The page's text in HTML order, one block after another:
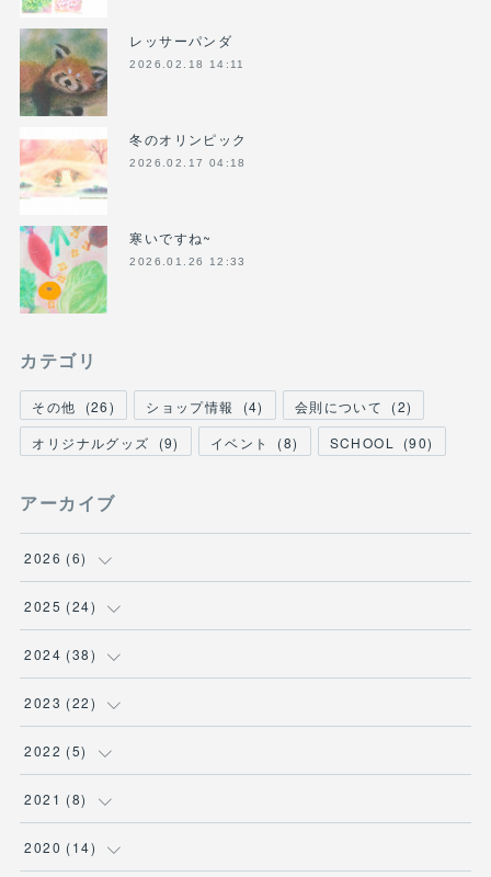
レッサーパンダ
2026.02.18 14:11
冬のオリンピック
2026.02.17 04:18
寒いですね~
2026.01.26 12:33
カテゴリ
その他 (26) ショップ情報 (4) 会則について (2)
オリジナルグッズ
(9) イベント (8) SCHOOL (90)
アーカイブ
2026 (6)
(1)
(3)
(2)
2025 (24)
(1)
(2)
(2
(1
2024 (38)
(2)
(4
(3
( 1 )
2023 (22)
(2
(1
( 3 )
2022 (5)
(1
( 2 )
2021 (8)
(1)
2020 (14)